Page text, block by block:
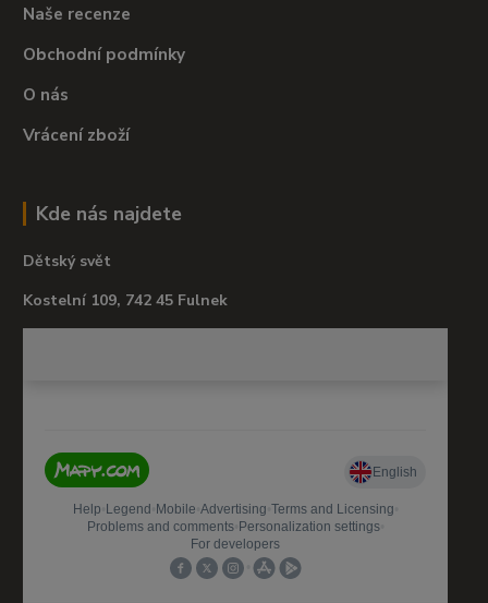
Naše recenze
Obchodní podmínky
O nás
Vrácení zboží
Kde nás najdete
Dětský svět
Kostelní 109, 742 45 Fulnek